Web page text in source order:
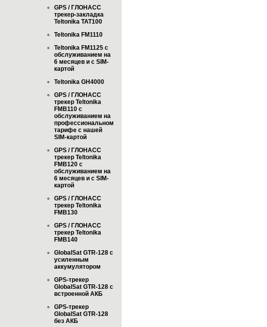
GPS / ГЛОНАСС
трекер-закладка
Teltonika TAT100
Teltonika FM1110
Teltonika FM1125 с
обслуживанием на
6 месяцев и с SIM-
картой
Teltonika GH4000
GPS / ГЛОНАСС
трекер Teltonika
FMB110 с
обслуживанием на
профессиональном
тарифе с нашей
SIM-картой
GPS / ГЛОНАСС
трекер Teltonika
FMB120 с
обслуживанием на
6 месяцев и с SIM-
картой
GPS / ГЛОНАСС
трекер Teltonika
FMB130
GPS / ГЛОНАСС
трекер Teltonika
FMB140
GlobalSat GTR-128 с
усиленным
аккумулятором
GPS-трекер
GlobalSat GTR-128 с
встроенной АКБ
GPS-трекер
GlobalSat GTR-128
без АКБ